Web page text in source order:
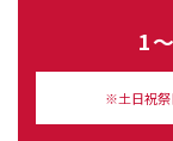
1
※土日祝祭